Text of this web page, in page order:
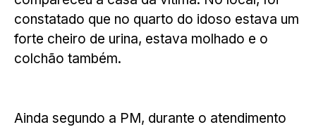
constatado que no quarto do idoso estava um
forte cheiro de urina, estava molhado e o
colchão também.
Ainda segundo a PM, durante o atendimento